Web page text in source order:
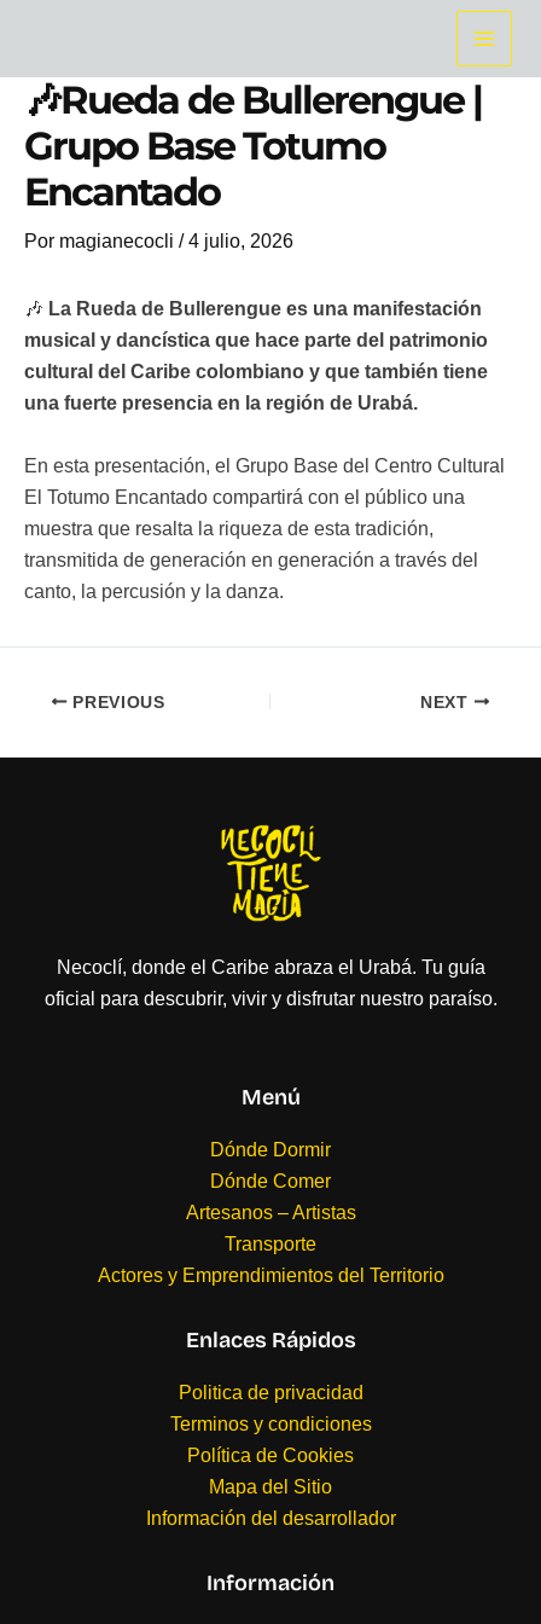
contenido
Main
🎶Rueda de Bullerengue |
Grupo Base Totumo
Encantado
Por magianecocli /4 julio, 2026
🎶 La Rueda de Bullerengue es una manifestación
musical y dancística que hace parte del patrimonio
cultural del Caribe colombiano y que también tiene
una fuerte presencia en la región de Urabá.
En esta presentación, el Grupo Base del Centro Cultural
El Totumo Encantado compartirá con el público una
muestra que resalta la riqueza de esta tradición,
transmitida de generación en generación a través del
canto, la percusión y la danza.
PREVIOUS NEXT
Necoclí, donde el Caribe abraza el Urabá. Tu guía
oficial para descubrir, vivir y disfrutar nuestro paraíso.
Menú
Dónde Dormir
Dónde Comer
Artesanos – Artistas
Transporte
Actores y Emprendimientos del Territorio
Enlaces Rápidos
Politica de privacidad
Terminos y condiciones
Política de Cookies
Mapa del Sitio
Información del desarrollador
Información